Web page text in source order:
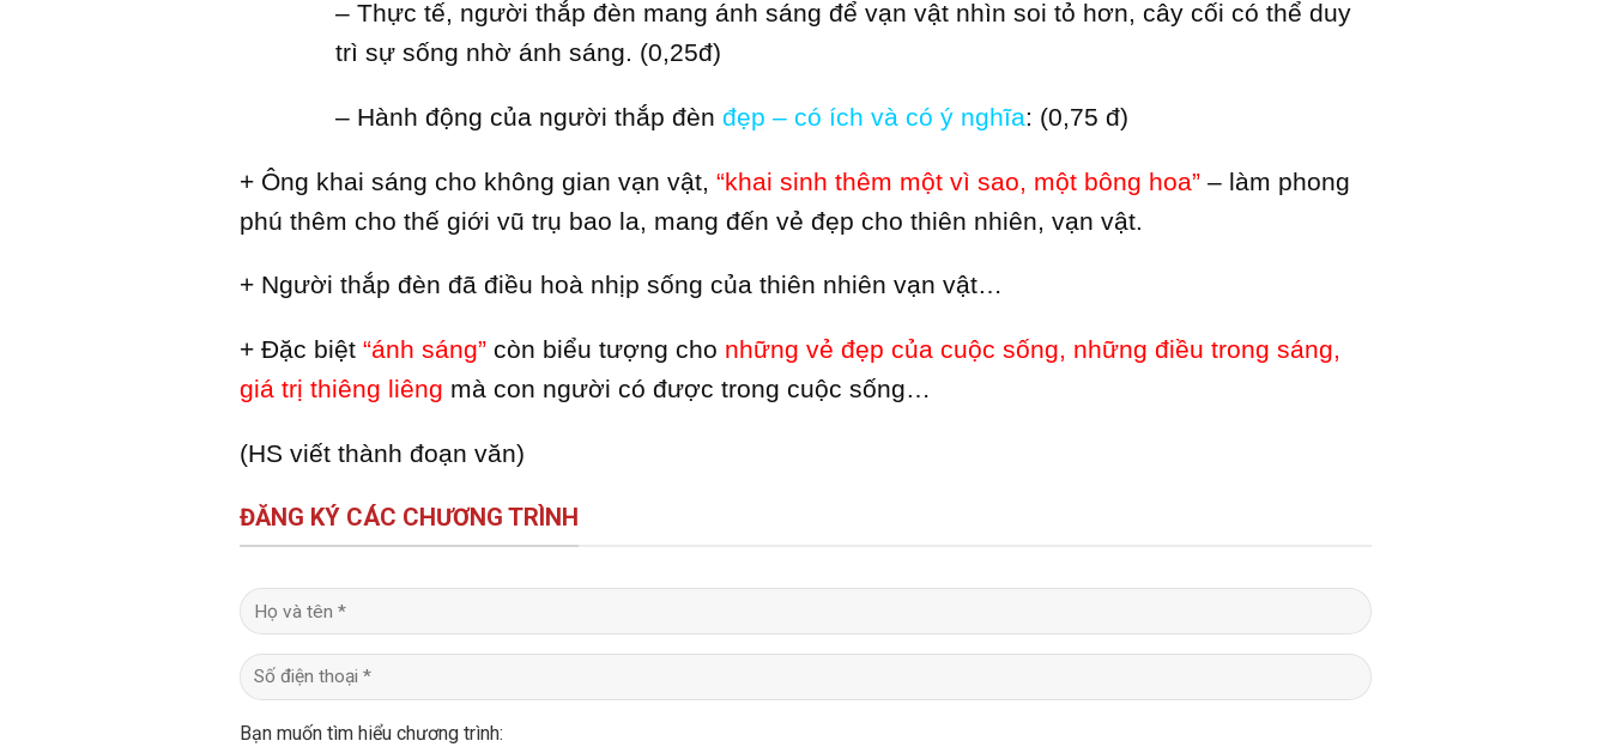
– Thực tế, người thắp đèn mang ánh sáng để vạn vật nhìn soi tỏ hơn, cây cối có thể duy
trì sự sống nhờ ánh sáng. (0,25đ)
– Hành động của người thắp đèn đẹp – có ích và có ý nghĩa: (0,75 đ)
+ Ông khai sáng cho không gian vạn vật, “khai sinh thêm một vì sao, một bông hoa”– làm phong
phú thêm cho thế giới vũ trụ bao la, mang đến vẻ đẹp cho thiên nhiên, vạn vật.
+ Người thắp đèn đã điều hoà nhịp sống của thiên nhiên vạn vật…
+ Đặc biệt “ánh sáng”còn biểu tượng cho những vẻ đẹp của cuộc sống, những điều trong sáng,
giá trị thiêng liêng mà con người có được trong cuộc sống…
(HS viết thành đoạn văn)
ĐĂNG KÝ CÁC CHƯƠNG TRÌNH
Bạn muốn tìm hiểu chương trình: